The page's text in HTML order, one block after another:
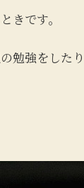
きです。
勉強をした